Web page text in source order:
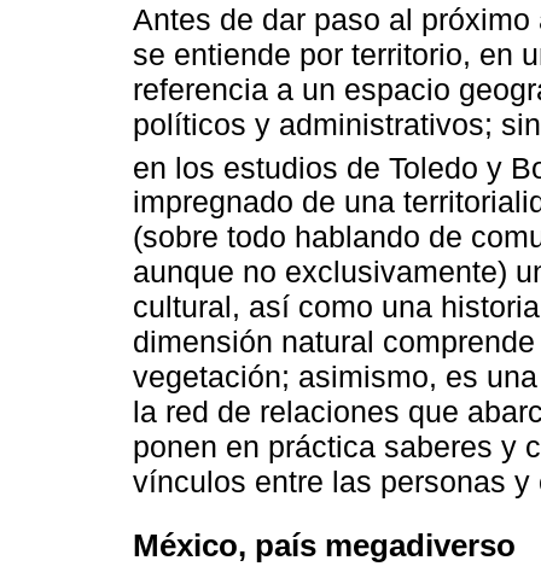
Antes de dar paso al
se entiende por territorio, en
referencia a un espacio
políticos y administrativos;
en los estudios de Toledo y
impregnado de una
(sobre todo hablando de
aunque no exclusivamente)
cultural, así como una
dimensión natural
vegetación; asimismo, es
la red de relaciones que
ponen en práctica saberes y
vínculos entre las personas
México, país megadiverso